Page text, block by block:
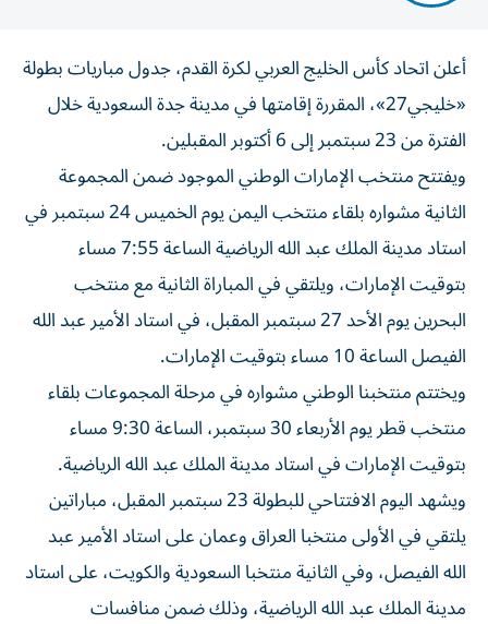
أعلن اتحاد كأس الخليج العربي لكرة القدم، جدول مباريات بطولة
«خليجي27»، المقررة إقامتها في مدينة جدة السعودية خلال
الفترة من 23 سبتمبر إلى 6 أكتوبر المقبلين.
ويفتتح منتخب الإمارات الوطني الموجود ضمن المجموعة
الثانية مشواره بلقاء منتخب اليمن يوم الخميس 24 سبتمبر في
استاد مدينة الملك عبد الله الرياضية الساعة 7:55 مساء
بتوقيت الإمارات، ويلتقي في المباراة الثانية مع منتخب
البحرين يوم الأحد 27 سبتمبر المقبل، في استاد الأمير عبد الله
الفيصل الساعة 10 مساء بتوقيت الإمارات.
ويختتم منتخبنا الوطني مشواره في مرحلة المجموعات بلقاء
منتخب قطر يوم الأربعاء 30 سبتمبر، الساعة 9:30 مساء
بتوقيت الإمارات في استاد مدينة الملك عبد الله الرياضية.
ويشهد اليوم الافتتاحي للبطولة 23 سبتمبر المقبل، مباراتين
يلتقي في الأولى منتخبا العراق وعمان على استاد الأمير عبد
الله الفيصل، وفي الثانية منتخبا السعودية والكويت، على استاد
مدينة الملك عبد الله الرياضية، وذلك ضمن منافسات